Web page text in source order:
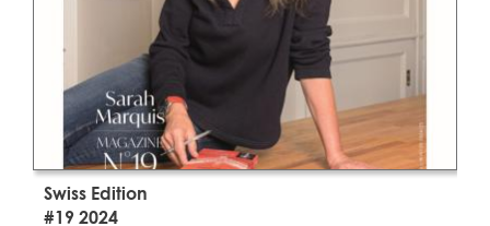
Swiss Edition
#19 2024